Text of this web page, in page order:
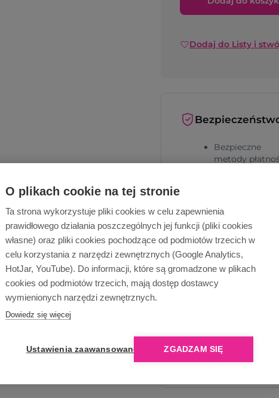
O plikach cookie na tej stronie
Ta strona wykorzystuje pliki cookies w celu zapewnienia
prawidłowego działania poszczególnych jej funkcji (pliki cookies
własne) oraz pliki cookies pochodzące od podmiotów trzecich w
celu korzystania z narzędzi zewnętrznych (Google Analytics,
HotJar, YouTube). Do informacji, które są gromadzone w plikach
cookies od podmiotów trzecich, mają dostęp dostawcy
wymienionych narzędzi zewnętrznych.
Dowiedz się więcej
Ustawienia zaawansowane ZGADZAM SIĘ
Dodaj do Listy i
Bezpieczne
metody
Dlaczego